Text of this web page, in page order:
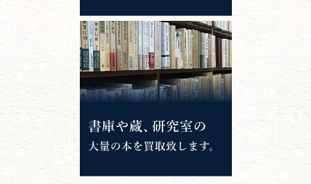
心理学・倫理学
仏教書
神道・神社仏閣
イスラム教
キリスト教